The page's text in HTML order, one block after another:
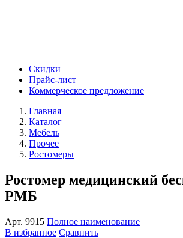
Скидки
Прайс-лист
Коммерческое предложение
Главная
Каталог
Мебель
Прочее
Ростомеры
Ростомер медицинский
РМБ
Арт. 9915 Полное наименование
В избранное Сравнить